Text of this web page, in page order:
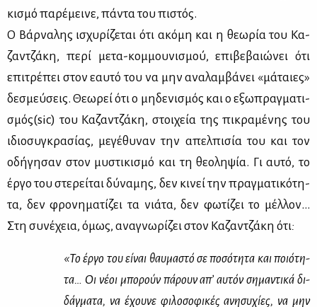
κι­σμό πα­ρέ­μει­νε, πά­ντα του πι­στός.
Ο Βάρ­να­λης ισχυ­ρί­ζε­ται ότι ακό­μη και η θε­ω­ρία του Κα­
ζαν­τζά­κη, πε­ρί με­τα-κομ­μου­νι­σμού, επι­βε­βαιώ­νει ότι
επι­τρέ­πει στον εαυ­τό του να μην ανα­λαμ­βά­νει «μά­ταιες»
δε­σμεύ­σεις. Θε­ω­ρεί ότι ο μη­δε­νι­σμός και ο εξω­πραγ­μα­τι­
σμός(sic) του Κα­ζαν­τζά­κη, στοι­χεία της πι­κρα­μέ­νης του
ιδιο­συ­γκρα­σί­ας, με­γέ­θυ­ναν την απελ­πι­σία του και τον
οδή­γη­σαν στον μυ­στι­κι­σμό και τη θε­ο­λη­ψία. Γι αυ­τό, το
έρ­γο του στε­ρεί­ται δύ­να­μης, δεν κι­νεί την πραγ­μα­τι­κό­τη­
τα, δεν φρο­νη­μα­τί­ζει τα νιά­τα, δεν φω­τί­ζει το μέλ­λον…
Στη συ­νέ­χεια, όμως, ανα­γνω­ρί­ζει στον Κα­ζαν­τζά­κη ότι:
«Το έρ­γο του εί­ναι θαυ­μα­στό σε πο­σό­τη­τα και ποιό­τη­
τα… Οι νέ­οι μπο­ρούν πά­ρουν απ’ αυ­τόν ση­μα­ντι­κά δι­
δάγ­μα­τα, να έχου­νε φι­λο­σο­φι­κές ανη­συ­χί­ες, να μην